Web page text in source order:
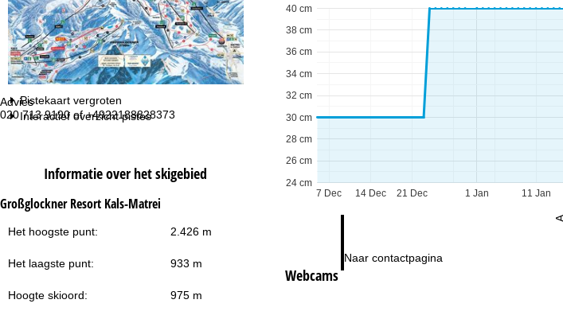
Advies
020 713 9190 of +4922188828373
ma-do:
Naar contactpagina
Pistekaart vergroten
Interactief overzicht pistes
Informatie over het skigebied
Großglockner Resort Kals-Matrei
Het hoogste punt: 2.426 m
Het laagste punt: 933 m
Hoogte skioord: 975 m
1 Jan
7 Dec 14 Dec 21 Dec 11 Jan
24 cm
26 cm
28 cm
30 cm
32 cm
34 cm
36 cm
38 cm
40 cm
Webcams